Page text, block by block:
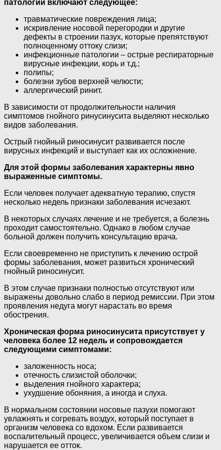
патологии включают следующее:
травматические повреждения лица;
искривление носовой перегородки и другие
дефекты в строении пазух, которые препятствуют
полноценному оттоку слизи;
инфекционные патологии – острые респираторные
вирусные инфекции, корь и т.д.;
полипы;
болезни зубов верхней челюсти;
аллергический ринит.
В зависимости от продолжительности наличия
симптомов гнойного ринусинусита выделяют несколько
видов заболевания.
Острый гнойный риносинусит развивается после
вирусных инфекций и выступает как их осложнение.
Для этой формы заболевания характерны явно
выраженные симптомы.
Если человек получает адекватную терапию, спустя
несколько недель признаки заболевания исчезают.
В некоторых случаях лечение и не требуется, а болезнь
проходит самостоятельно. Однако в любом случае
больной должен получить консультацию врача.
Если своевременно не приступить к лечению острой
формы заболевания, может развиться хронический
гнойный риносинусит.
В этом случае признаки полностью отсутствуют или
выражены довольно слабо в период ремиссии. При этом
проявления недуга могут нарастать во время
обострения.
Хроническая форма риносинусита присутствует у
человека более 12 недель и сопровождается
следующими симптомами:
заложенность носа;
отечность слизистой оболочки;
выделения гнойного характера;
ухудшение обоняния, а иногда и слуха.
В нормальном состоянии носовые пазухи помогают
увлажнять и согревать воздух, который поступает в
организм человека со вдохом. Если развивается
воспалительный процесс, увеличивается объем слизи и
нарушается ее отток.